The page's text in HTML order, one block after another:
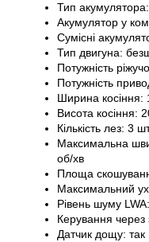
Тип
Акумулятор у
Сумісні
Тип двигуна:
Потужність
Потужність
Ширина косіння:
Висота косіння:
Кількість лез: 3
Максимальна
об/хв
Площа
Максимальний
Рівень шуму
Керування через
Датчик дощу: так